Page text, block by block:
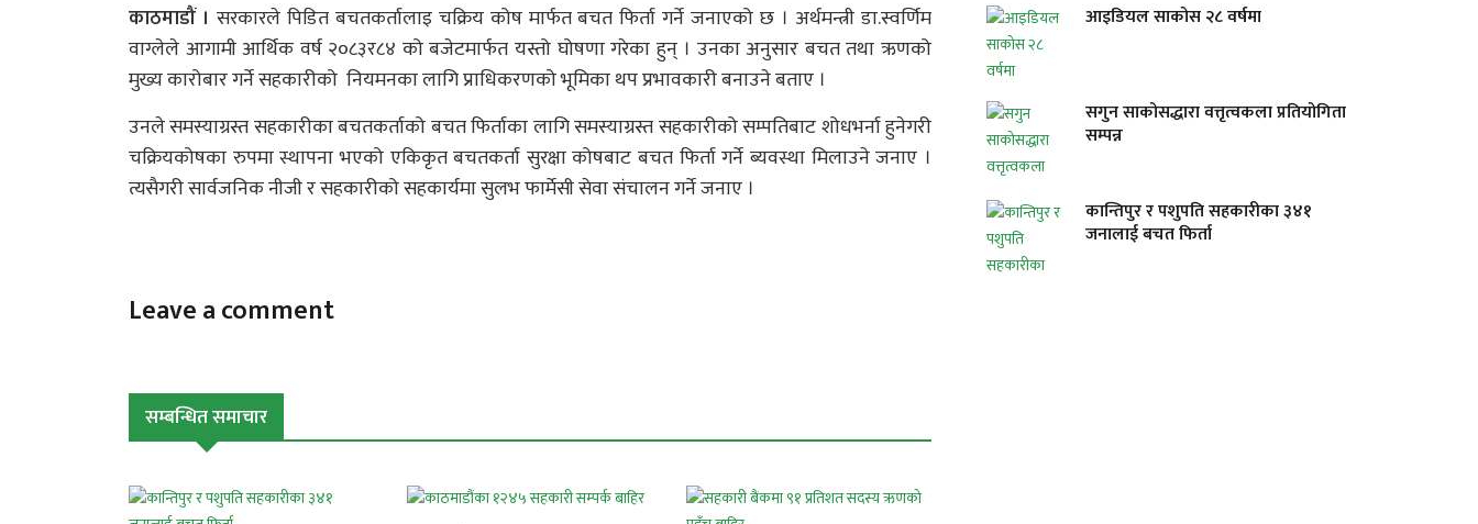
काठमाडौं । सरकारले पिडित बचतकर्तालाइ चक्रिय कोष मार्फत बचत फिर्ता गर्ने जनाएको छ । अर्थमन्त्री डा.स्वर्णिम
वाग्लेले आगामी आर्थिक वर्ष २०८३र८४ को बजेटमार्फत यस्तो घोषणा गरेका हुन् । उनका अनुसार बचत तथा ऋणको
मुख्य कारोबार गर्ने सहकारीको नियमनका लागि प्राधिकरणको भूमिका थप प्रभावकारी बनाउने बताए ।
उनले समस्याग्रस्त सहकारीका बचतकर्ताको बचत फिर्ताका लागि समस्याग्रस्त सहकारीको सम्पतिबाट शोधभर्ना हुनेगरी
चक्रियकोषका रुपमा स्थापना भएको एकिकृत बचतकर्ता सुरक्षा कोषबाट बचत फिर्ता गर्ने ब्यवस्था मिलाउने जनाए ।
त्यसैगरी सार्वजनिक नीजी र सहकारीको सहकार्यमा सुलभ फार्मेसी सेवा संचालन गर्ने जनाए ।
Leave a comment
सम्बन्धित समाचार
आइडियल साकोस २८ वर्षमा
सगुन साकोसद्धारा वत्तृत्वकला प्रतियोगिता
सम्पन्न
कान्तिपुर र पशुपति सहकारीका ३४१
जनालाई बचत फिर्ता